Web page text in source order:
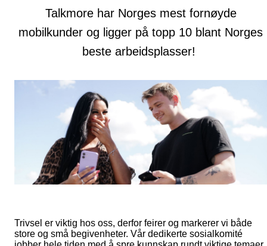
Talkmore har Norges mest fornøyde
mobilkunder og ligger på topp 10 blant Norges
beste arbeidsplasser!
Trivsel er viktig hos oss, derfor feirer og markerer vi både
store og små begivenheter. Vår dedikerte sosialkomité